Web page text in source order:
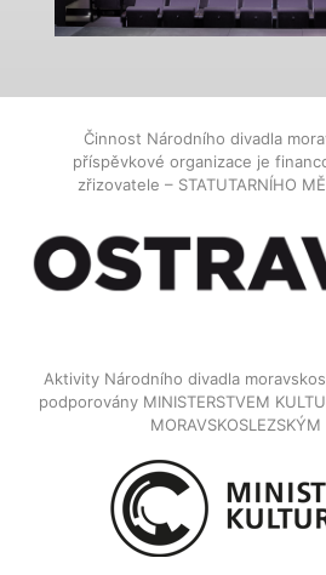
Činnost Národního divadla
příspěvkové organizace je
zřizovatele – STATUTARNÍHO
Aktivity Národního divadla
podporovány MINISTERSTVEM
MORAVSKOSLEZSKÝM